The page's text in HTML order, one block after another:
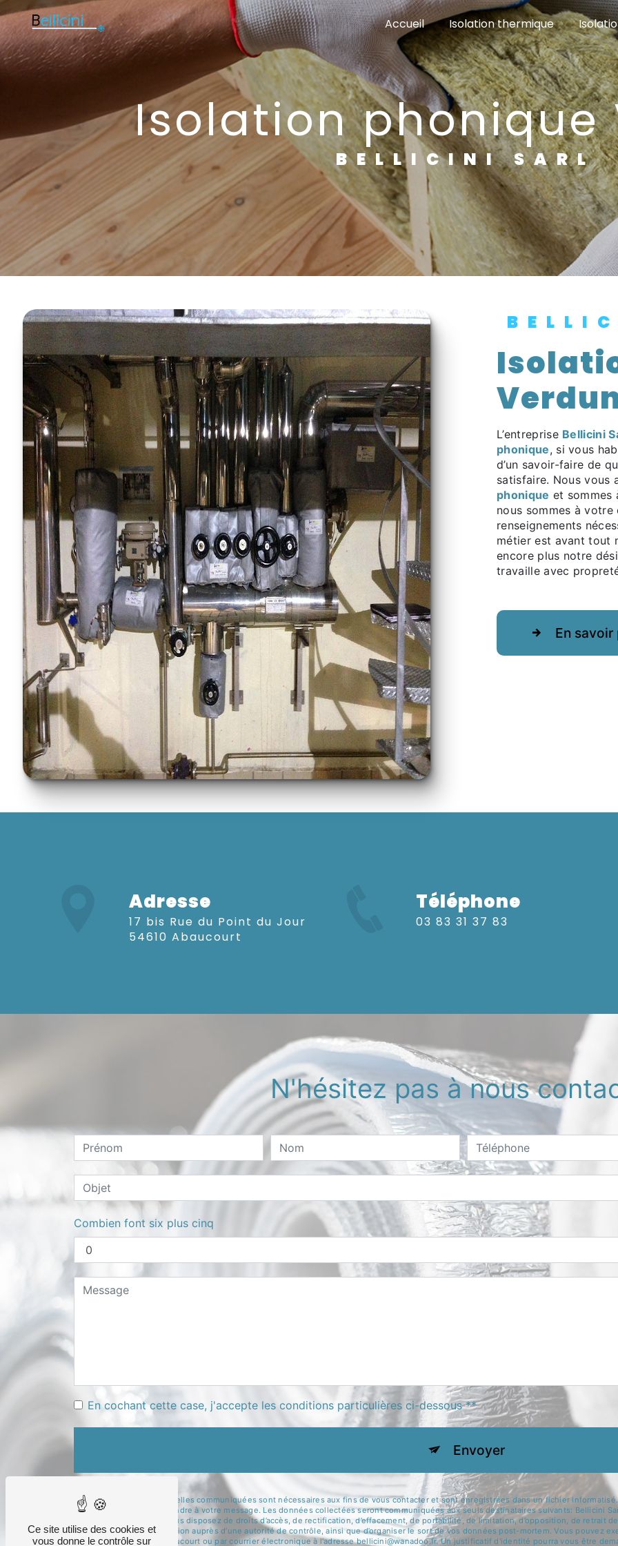
Accueil Isolation thermique
Isolation phonique
BELLICINI SARL
Isolation phonique à
L’entreprise Bellicini
phonique, si vous
d’un savoir-faire de
satisfaire. Nous vous
phonique et sommes
nous sommes à
renseignements
métier est avant tout
encore plus notre
travaille avec
En savoir
Adresse
17 bis Rue du Point du Jour
54610 Abaucourt
Téléphone
03 83 31 37 83
N'hésitez pas à nous
Combien font six plus cinq
En cochant cette case, j'accepte les conditions particulières ci-dessous **
Envoyer
** Les données personnelles communiquées sont nécessaires aux fins de vous contacter et sont enregistrées dans un fichier
dans le seul but de répondre à votre message. Les données collectées seront communiquées aux seuls destinataires suivants: Bellicini
bellicini@wanadoo.fr. Vous disposez de droits d’accès, de rectification, d’effacement, de portabilité, de limitation, d’opposition, de retrait
d’introduire une réclamation auprès d’une autorité de contrôle, ainsi que d’organiser le sort de vos données post-mortem. Vous pouvez
Point du Jour 54610 Abaucourt ou par courrier électronique à l'adresse bellicini@wanadoo.fr. Un justificatif d'identité pourra vous être
Panneau de gestion des cookies
Ce site utilise des cookies et
vous donne le contrôle sur